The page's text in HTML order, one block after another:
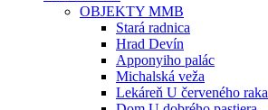
OBJEKTY MMB
Stará radnica
Hrad Devín
Apponyiho palác
Michalská veža
Lekáreň U červeného raka